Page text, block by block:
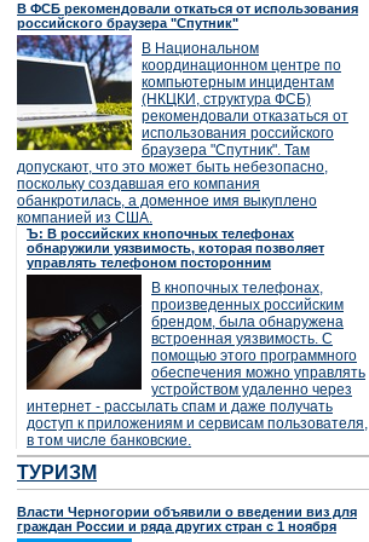
В ФСБ рекомендовали откаться от использования
российского браузера "Спутник"
В Национальном
координационном центре по
компьютерным инцидентам
(НКЦКИ, структура ФСБ)
рекомендовали отказаться от
использования российского
браузера "Спутник". Там
допускают, что это может быть небезопасно,
поскольку создавшая его компания
обанкротилась, а доменное имя выкуплено
компанией из США.
Ъ: В российских кнопочных телефонах
обнаружили уязвимость, которая позволяет
управлять телефоном посторонним
В кнопочных телефонах,
произведенных российским
брендом, была обнаружена
встроенная уязвимость. С
помощью этого программного
обеспечения можно управлять
устройством удаленно через
интернет - рассылать спам и даже получать
доступ к приложениям и сервисам пользователя,
в том числе банковские.
ТУРИЗМ
Власти Черногории объявили о введении виз для
граждан России и ряда других стран с 1 ноября